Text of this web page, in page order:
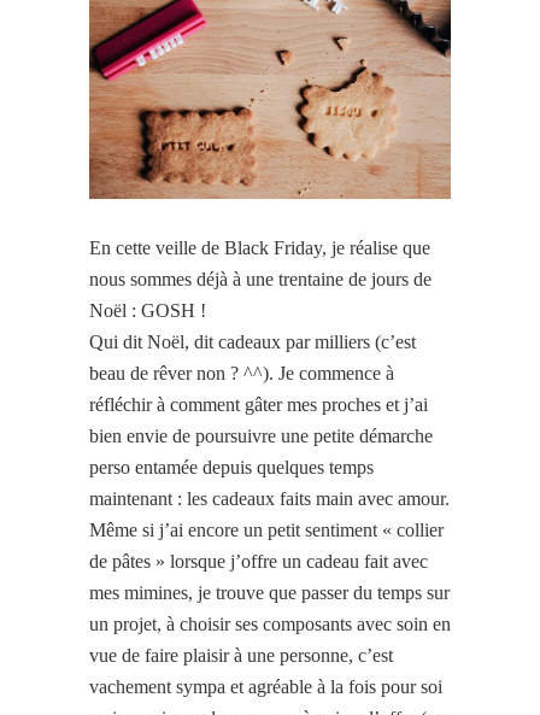
En cette veille de Black Friday, je réalise que
nous sommes déjà à une trentaine de jours de
Noël : GOSH !
Qui dit Noël, dit cadeaux par milliers (c’est
beau de rêver non ? ^^). Je commence à
réfléchir à comment gâter mes proches et j’ai
bien envie de poursuivre une petite démarche
perso entamée depuis quelques temps
maintenant : les cadeaux faits main avec amour.
Même si j’ai encore un petit sentiment « collier
de pâtes » lorsque j’offre un cadeau fait avec
mes mimines, je trouve que passer du temps sur
un projet, à choisir ses composants avec soin en
vue de faire plaisir à une personne, c’est
vachement sympa et agréable à la fois pour soi